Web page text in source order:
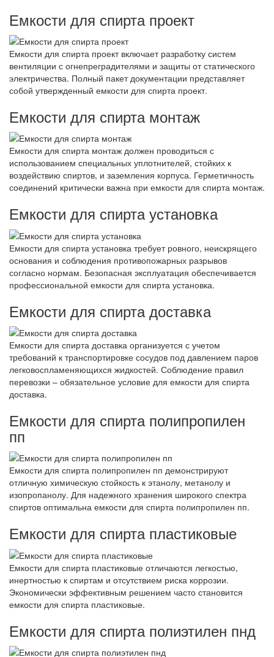
Емкости для спирта проект
Емкости для спирта проект включает разработку систем
вентиляции с огнепреградителями и защиты от статического
электричества. Полный пакет документации представляет
собой утвержденный емкости для спирта проект.
Емкости для спирта монтаж
Емкости для спирта монтаж должен проводиться с
использованием специальных уплотнителей, стойких к
воздействию спиртов, и заземления корпуса. Герметичность
соединений критически важна при емкости для спирта монтаж.
Емкости для спирта установка
Емкости для спирта установка требует ровного, неискрящего
основания и соблюдения противопожарных разрывов
согласно нормам. Безопасная эксплуатация обеспечивается
профессиональной емкости для спирта установка.
Емкости для спирта доставка
Емкости для спирта доставка организуется с учетом
требований к транспортировке сосудов под давлением паров
легковоспламеняющихся жидкостей. Соблюдение правил
перевозки – обязательное условие для емкости для спирта
доставка.
Емкости для спирта полипропилен
пп
Емкости для спирта полипропилен пп демонстрируют
отличную химическую стойкость к этанолу, метанолу и
изопропанолу. Для надежного хранения широкого спектра
спиртов оптимальна емкости для спирта полипропилен пп.
Емкости для спирта пластиковые
Емкости для спирта пластиковые отличаются легкостью,
инертностью к спиртам и отсутствием риска коррозии.
Экономически эффективным решением часто становится
емкости для спирта пластиковые.
Емкости для спирта полиэтилен пнд